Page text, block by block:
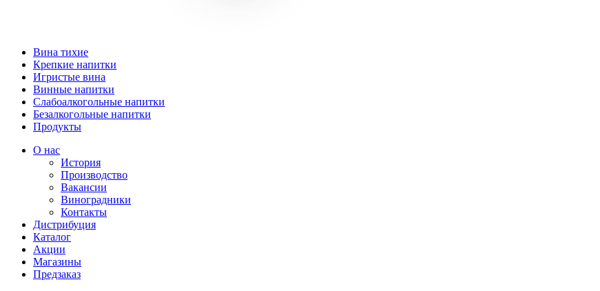
Вина тихие
Крепкие напитки
Игристые вина
Винные напитки
Слабоалкогольные напитки
Безалкогольные напитки
Продукты
О нас
История
Производство
Вакансии
Виноградники
Контакты
Дистрибуция
Каталог
Акции
Магазины
Предзаказ